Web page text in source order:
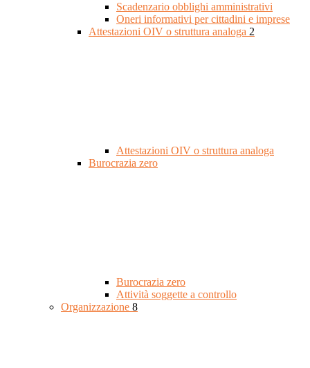
Scadenzario obblighi amministrativi
Oneri informativi per cittadini e imprese
Attestazioni OIV o struttura analoga 2
Attestazioni OIV o struttura analoga
Burocrazia zero
Burocrazia zero
Attività soggette a controllo
Organizzazione 8